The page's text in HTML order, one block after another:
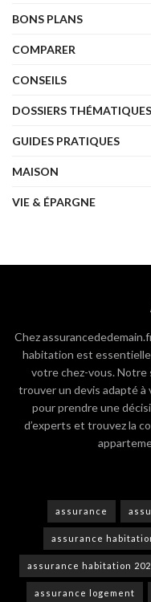
BONS PLANS
COMPARER
CONSEILS
DOSSIERS THÉMATIQUES
GUIDES PRATIQUES
MAISON
VIE & ÉPARGNE
Chez
habitation est
votre chez-vous. Notre
trouver un devis adapté
pour prendre une
d’experts et trouvez la
assurance
assurance
assurance habitation
assurance logement